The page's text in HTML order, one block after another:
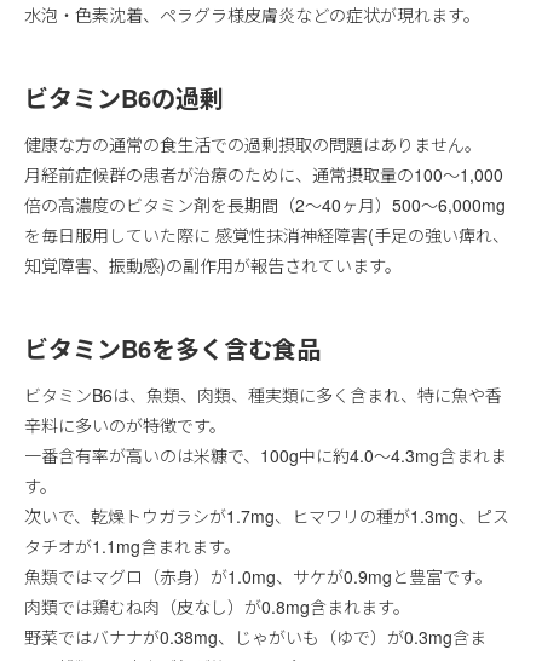
水泡・色素沈着、ペラグラ様皮膚炎などの症状が現れます。
ビタミンB6の過剰
健康な方の通常の食生活での過剰摂取の問題はありません。
月経前症候群の患者が治療のために、通常摂取量の100～1,000
倍の高濃度のビタミン剤を長期間（2～40ヶ月）500～6,000mg
を毎日服用していた際に 感覚性抹消神経障害(手足の強い痺れ、
知覚障害、振動感)の副作用が報告されています。
ビタミンB6を多く含む食品
ビタミンB6は、魚類、肉類、種実類に多く含まれ、特に魚や香
辛料に多いのが特徴です。
一番含有率が高いのは米糠で、100g中に約4.0～4.3mg含まれま
す。
次いで、乾燥トウガラシが1.7mg、ヒマワリの種が1.3mg、ピス
タチオが1.1mg含まれます。
魚類ではマグロ（赤身）が1.0mg、サケが0.9mgと豊富です。
肉類では鶏むね肉（皮なし）が0.8mg含まれます。
野菜ではバナナが0.38mg、じゃがいも（ゆで）が0.3mg含ま